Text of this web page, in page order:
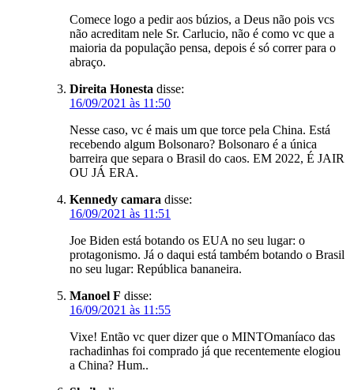
Comece logo a pedir aos búzios, a Deus não pois vcs
não acreditam nele Sr. Carlucio, não é como vc que a
maioria da população pensa, depois é só correr para o
abraço.
Direita Honesta disse:
16/09/2021 às 11:50
Nesse caso, vc é mais um que torce pela China. Está
recebendo algum Bolsonaro? Bolsonaro é a única
barreira que separa o Brasil do caos. EM 2022, É JAIR
OU JÁ ERA.
Kennedy camara disse:
16/09/2021 às 11:51
Joe Biden está botando os EUA no seu lugar: o
protagonismo. Já o daqui está também botando o Brasil
no seu lugar: República bananeira.
Manoel F disse:
16/09/2021 às 11:55
Vixe! Então vc quer dizer que o MINTOmaníaco das
rachadinhas foi comprado já que recentemente elogiou
a China? Hum..